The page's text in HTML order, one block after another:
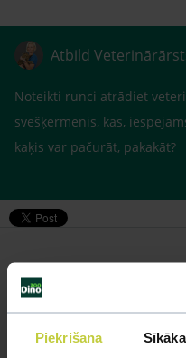
Piekrišana
Atbild
Noteikti runci atrādiet
svešķermenis, kas,
kaķis var pačurāt, pakakāt?
Līdzīgi jautājumi
Mūsu eksperti spēs